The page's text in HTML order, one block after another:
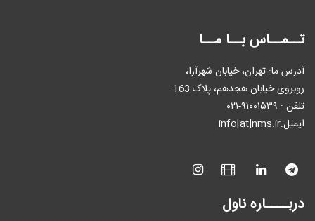
تــمــاس بــا مــا
آدرس ما: تهران، خیابان شهرآرا،
روبروی خیابان هجدهم، پلاک 163
تلفن : ٩۱۰۰۱۵۳۹-۰۲۱
ایمیل:info[at]nms.ir
دربــــاره ناول